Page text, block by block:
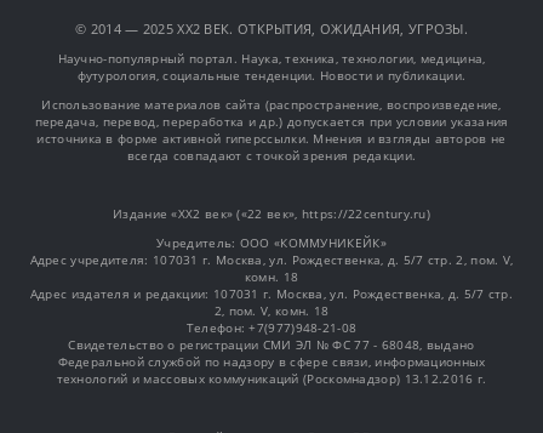
© 2014 — 2025 XX2 ВЕК. ОТКРЫТИЯ, ОЖИДАНИЯ, УГРОЗЫ.
Научно-популярный портал. Наука, техника, технологии, медицина,
футурология, социальные тенденции. Новости и публикации.
Использование материалов сайта (распространение, воспроизведение,
передача, перевод, переработка и др.) допускается при условии указания
источника в форме активной гиперссылки. Мнения и взгляды авторов не
всегда совпадают с точкой зрения редакции.
Издание «XX2 век» («22 век», https://22century.ru)
Учредитель: OOO «КОММУНИКЕЙК»
Адрес учредителя: 107031 г. Москва, ул. Рождественка, д. 5/7 стр. 2, пом. V,
комн. 18
Адрес издателя и редакции: 107031 г. Москва, ул. Рождественка, д. 5/7 стр.
2, пом. V, комн. 18
Телефон: +7(977)948-21-08
Свидетельство о регистрации СМИ ЭЛ № ФС 77 - 68048, выдано
Федеральной службой по надзору в сфере связи, информационных
технологий и массовых коммуникаций (Роскомнадзор) 13.12.2016 г.